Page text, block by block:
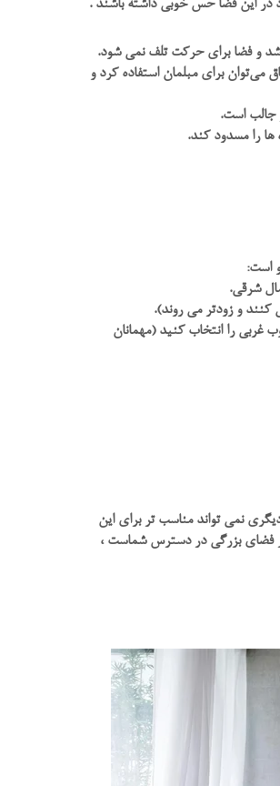
در این فضا حس خوبی داشته باشند .
و فضا برای حرکت تلف نمی شود.
می‌توان برای مبلمان استفاده کرد و
جالب است.
ها را مسدود کند.
است:
شرقی.
و زودتر می روند).
غربی را انتخاب کنید (مهمانان
نمی تواند مناسب تر برای این
فضای بزرگی در دسترس شماست ،